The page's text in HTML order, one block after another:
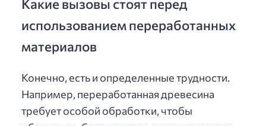
Какие вызовы стоят перед
использованием переработанных
материалов
Конечно, есть и определенные трудности.
Например, переработанная древесина
требует особой обработки, чтобы